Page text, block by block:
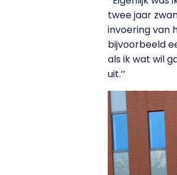
twee jaar
invoering van
bijvoorbeeld
als ik wat wil
uit.’’